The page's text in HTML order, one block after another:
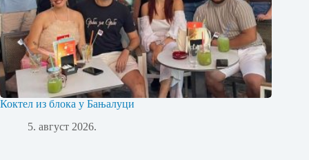
Коктел из блока у Бањалуци
5. август 2026.